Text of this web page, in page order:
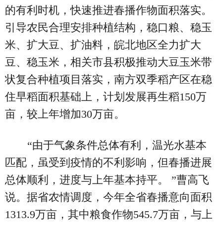
的有利时机，快速推进春播作物面积落实。
引导农民合理安排种植结构，稳口粮、稳玉
米、扩大豆、扩油料，皖北地区全力扩大
豆、稳玉米，相关市县积极推动大豆玉米带
状复合种植项目落实，南方双季稻产区在稳
住早稻面积基础上，计划发展再生稻150万
亩，较上年增加30万亩。
“由于气象条件总体有利，温光水基本
匹配，虽受到疫情的不利影响，但春播进展
总体顺利，进度与上年基本持平。 ”曹高飞
说。据省农情调度，今年全省春播意向面积
1313.9万亩，其中粮食作物545.7万亩，与上